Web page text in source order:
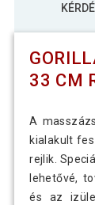
33 CM
A
kialakult
rejlik.
lehetővé,
és az